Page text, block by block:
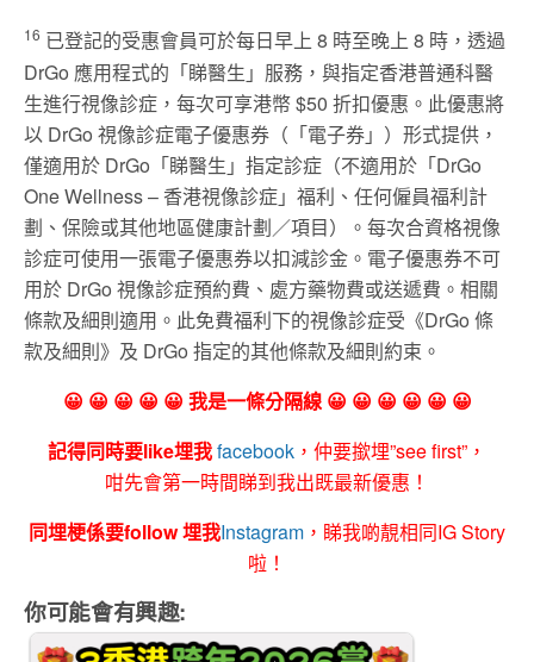
16 已登記的受惠會員可於每日早上 8 時至晚上 8 時，透過
DrGo 應用程式的「睇醫生」服務，與指定香港普通科醫
生進行視像診症，每次可享港幣 $50 折扣優惠。此優惠將
以 DrGo 視像診症電子優惠券（「電子券」）形式提供，
僅適用於 DrGo「睇醫生」指定診症（不適用於「DrGo
One Wellness – 香港視像診症」福利、任何僱員福利計
劃、保險或其他地區健康計劃／項目）。每次合資格視像
診症可使用一張電子優惠券以扣減診金。電子優惠券不可
用於 DrGo 視像診症預約費、處方藥物費或送遞費。相關
條款及細則適用。此免費福利下的視像診症受《DrGo 條
款及細則》及 DrGo 指定的其他條款及細則約束。
😀 😀 😀 😀 😀 我是一條分隔線 😀 😀 😀 😀 😀 😀
記得同時要like埋我facebook ，仲要撳埋”see first”，
咁先會第一時間睇到我出既最新優惠！
同埋梗係要follow 埋我Instagram ，睇我啲靚相同IG Story
啦！
你可能會有興趣: